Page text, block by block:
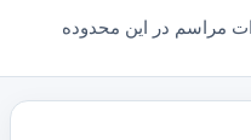
مراسم در این محدوده